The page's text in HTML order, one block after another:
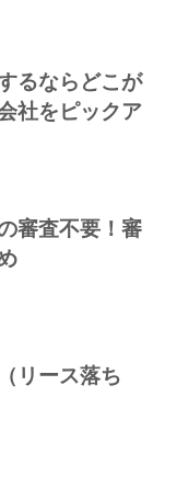
るならどこが
社をピックア
審査不要！審
リース落ち